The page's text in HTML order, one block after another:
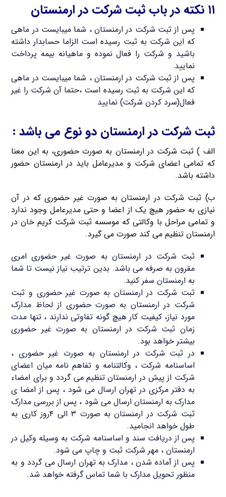
۱۱ نکته در باب ثبت شرکت در ارمنستان
پس از ثبت شرکت در ارمنستان ، شما میبایست در ماهی
که این شرکت به ثبت رسیده است الزاما حسابدار داشته
باشید و شرکت را فعال نموده و ماهیانه بیمه پرداخت
نمایید.
پس از ثبت شرکت در ارمنستان ، شما میبایست در ماهی
که این شرکت به ثبت رسیده است ،حتما آن شرکت را غیر
فعال(سرد کردن شرکت) نمایید
ثبت شرکت در ارمنستان دو نوع می باشد :
الف ) ثبت شرکت در ارمنستان به صورت حضوری، به این معنا
که تمامی اعضای شرکت و مدیرعامل باید در ارمنستان حضور
داشته باشد.
ب) ثبت شرکت در ارمنستان به صورت غیر حضوری که در آن
نیازی به حضور هیچ یک از اعضا و حتی مدیرعامل وجود ندارد
و تمامی مراحل با وکالتی که موسسه ثبت شرکت کریم خان در
ارمنستان تنظیم می کند صورت می گیرد.
ثبت شرکت در ارمنستان به صورت غیر حضوری امری
مقرون به صرفه می باشد. بدین ترتیب نیاز نیست تا شما
به ارمنستان سفر کنید.
ثبت شرکت در ارمنستان به صورت غیر حضوری و ثبت
شرکت در ارمنستان به صورت حضوری از لحاظ مدارک
مورد نیاز، کیفیت کار هیچ گونه تفاوتی ندارند ، تنها مدت
زمان ثبت شرکت در ارمنستان به صورت غیر حضوری
بیشتر خواهد بود.
در ثبت شرکت در ارمنستان به صورت غیر حضوری ،
اساسنامه شرکت ، وکالتنامه و تفاهم نامه میان اعضای
شرکت از پیش در ارمنستان تنظیم می گردد و برای امضاء
به دفتر مرکزی در تهران ارسال می شود ، پس از امضا ی
مدارک به ارمنستان ارسال می شود ، پس از بررسی مدارک
ثبت شرکت در ارمنستان به صورت ۳ الی ۴روز کاری به
طول خواهد انجامید.
پس از دریافت سند و اساسنامه شرکت به وسیله وکیل در
ارمنستان ، مهر شرکت ثبت و چاپ می شود.
پس از آماده شدن ، مدارک به تهران ارسال می گردد و به
منظور تحویل مدارک با شما تماس گرفته خواهد شد.